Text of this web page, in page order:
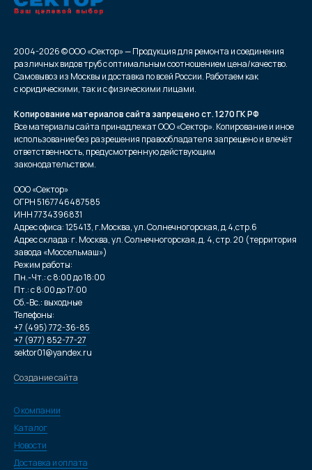
2004-2026 © ООО «Сектор» — Продукция для ремонта и соединения
различных видов труб с оптимальным соотношением цена/качество.
Самовывоз из Москвы и доставка по всей России. Работаем как
с юридическими, так и с физическими лицами.
Копирование материалов сайта запрещено ст. 1270 ГК РФ
Все материалы сайта принадлежат ООО «Сектор». Копирование и иное
использование без разрешения правообладателя запрещено и влечёт
ответственность, предусмотренную действующим
законодательством.
ООО «Сектор»
ОГРН 5167746487585
ИНН 7734396831
Адрес офиса: 125413, г.Москва, ул. Солнечногорская, д.4,стр.6
Адрес склада: г. Москва, ул. Солнечногорская, д. 4, стр. 20 (территория
завода «Моссельмаш»)
Режим работы:
Пн.-Чт.: с 8:00 до 18:00
Пт.: с 8:00 до 17:00
Сб.-Вс.: выходные
Телефоны:
+7 (495) 772-36-85
+7 (977) 852-77-27
sektor01@yandex.ru
Создание сайта
О компании
Каталог
Новости
Доставка и оплата